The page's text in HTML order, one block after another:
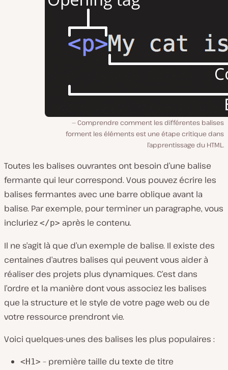
Comprendre comment les différentes balises
forment les éléments est une étape critique dans
l’apprentissage du HTML.
Toutes les balises ouvrantes ont besoin d’une balise
fermante qui leur correspond. Vous pouvez écrire les
balises fermantes avec une barre oblique avant la
balise. Par exemple, pour terminer un paragraphe, vous
incluriez </p> après le contenu.
Il ne s’agit là que d’un exemple de balise. Il existe des
centaines d’autres balises qui peuvent vous aider à
réaliser des projets plus dynamiques. C’est dans
l’ordre et la manière dont vous associez les balises
que la structure et le style de votre page web ou de
votre ressource prendront vie.
Voici quelques-unes des balises les plus populaires :
<H1> – première taille du texte de titre